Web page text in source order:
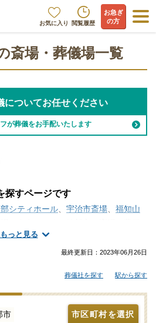
お気に入り 閲覧履歴
お急ぎ
の方
斎場・葬儀場一覧
についてお任せください
が葬儀をお手配いたします
もっと見る
探すページです
シティホール、 宇治市斎場、 福知山
族葬や一日葬・火葬式などの葬儀を
式場、便利な総合斎場やセレモニー
査。それぞれの機能や評価などをご
ど、ご不明点があれば、些細と思わ
でご相談ください。家族葬や一日
最終更新日： 2023年06月26日
葬儀社を探す 駅から探す
市 市区町村を選択